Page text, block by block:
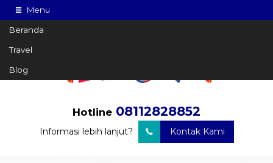
Menu
Beranda
Travel
Blog
Hotline 08112828852
Informasi lebih lanjut? Kontak Kami